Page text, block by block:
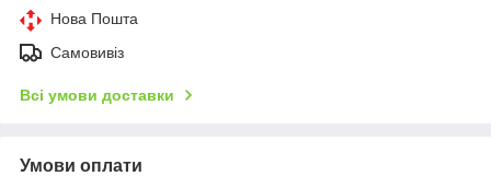
Нова Пошта
Самовивіз
Всі умови доставки
Умови оплати